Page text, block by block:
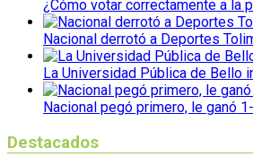
¿Cómo votar correctamente a la
Nacional derrotó a Deportes
La Universidad Pública de Bello
Nacional pegó primero, le ganó
Destacados